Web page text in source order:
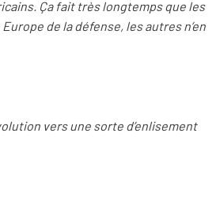
Ça fait très longtemps que les
de la défense, les autres n’en
vers une sorte d’enlisement